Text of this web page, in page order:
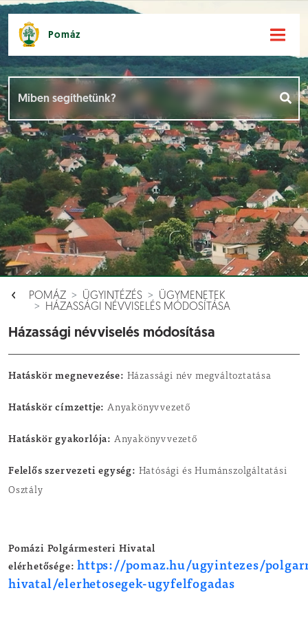
Pomáz
POMÁZ ÜGYINTÉZÉS
ÜGYMENETEK
HÁZASSÁGI NÉVVISELÉS MÓDOSÍTÁSA
Házassági névviselés módosítása
Hatáskör megnevezése: Házassági név megváltoztatása
Hatáskör címzettje: Anyakönyvvezető
Hatáskör gyakorlója: Anyakönyvvezető
Felelős szervezeti egység: Hatósági és Humánszolgáltatási
Osztály
Pomázi Polgármesteri Hivatal
elérhetősége: https://pomaz.hu/ugyintezes/
hivatal/elerhetosegek-ugyfelfogadas
Események []
Dokumentumok [ ]
Aloldalak []